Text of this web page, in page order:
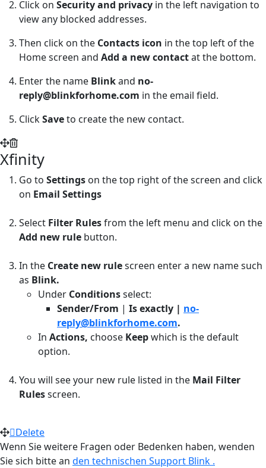
Click on Security and privacy in the left navigation to
view any blocked addresses.
Then click on the Contacts icon in the top left of the
Home screen and Add a new contactat the bottom.
Enter the name Blinkand no-
reply@blinkforhome.com in the email field.
ClickSaveto create the new contact.
Xfinity
Go to Settings on the top right of the screen and click
on Email Settings
Select Filter Rulesfrom the left menu and click on the
Add new rule button.
In the Create new rulescreen enter a new name such
as Blink.
Under Conditionsselect:
Sender/From | Is exactly | no-
reply@blinkforhome.com.
In Actions, choose Keepwhich is the default
option.
You will see your new rule listed in the Mail Filter
Rulesscreen.
Delete
Wenn Sie weitere Fragen oder Bedenken haben, wenden
Sie sich bitte an den technischen Support Blink .